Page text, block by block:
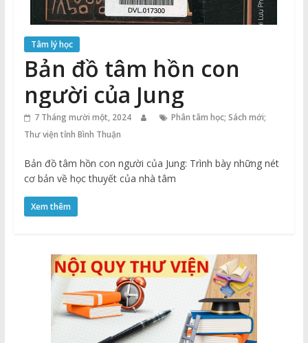
Tâm lý học
Bản đồ tâm hồn con
người của Jung
7 Tháng mười một, 2024
Phân tâm học; Sách mới;
Thư viện tỉnh Bình Thuận
Bản đồ tâm hồn con người của Jung: Trình bày những nét
cơ bản về học thuyết của nhà tâm
Xem thêm